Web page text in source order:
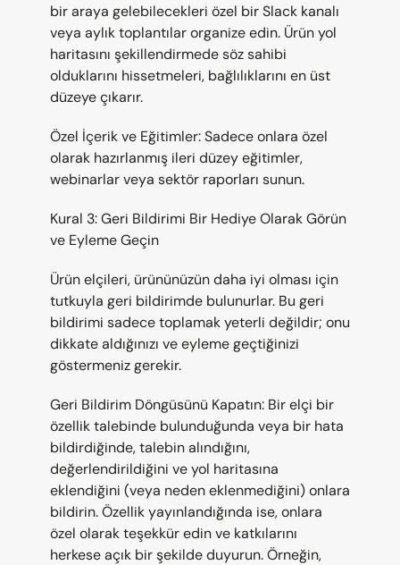
bir araya gelebilecekleri özel bir Slack kanalı
veya aylık toplantılar organize edin. Ürün yol
haritasını şekillendirmede söz sahibi
olduklarını hissetmeleri, bağlılıklarını en üst
düzeye çıkarır.
Özel İçerik ve Eğitimler: Sadece onlara özel
olarak hazırlanmış ileri düzey eğitimler,
webinarlar veya sektör raporları sunun.
Kural 3: Geri Bildirimi Bir Hediye Olarak Görün
ve Eyleme Geçin
Ürün elçileri, ürününüzün daha iyi olması için
tutkuyla geri bildirimde bulunurlar. Bu geri
bildirimi sadece toplamak yeterli değildir; onu
dikkate aldığınızı ve eyleme geçtiğinizi
göstermeniz gerekir.
Geri Bildirim Döngüsünü Kapatın: Bir elçi bir
özellik talebinde bulunduğunda veya bir hata
bildirdiğinde, talebin alındığını,
değerlendirildiğini ve yol haritasına
eklendiğini (veya neden eklenmediğini) onlara
bildirin. Özellik yayınlandığında ise, onlara
özel olarak teşekkür edin ve katkılarını
herkese açık bir şekilde duyurun. Örneğin,